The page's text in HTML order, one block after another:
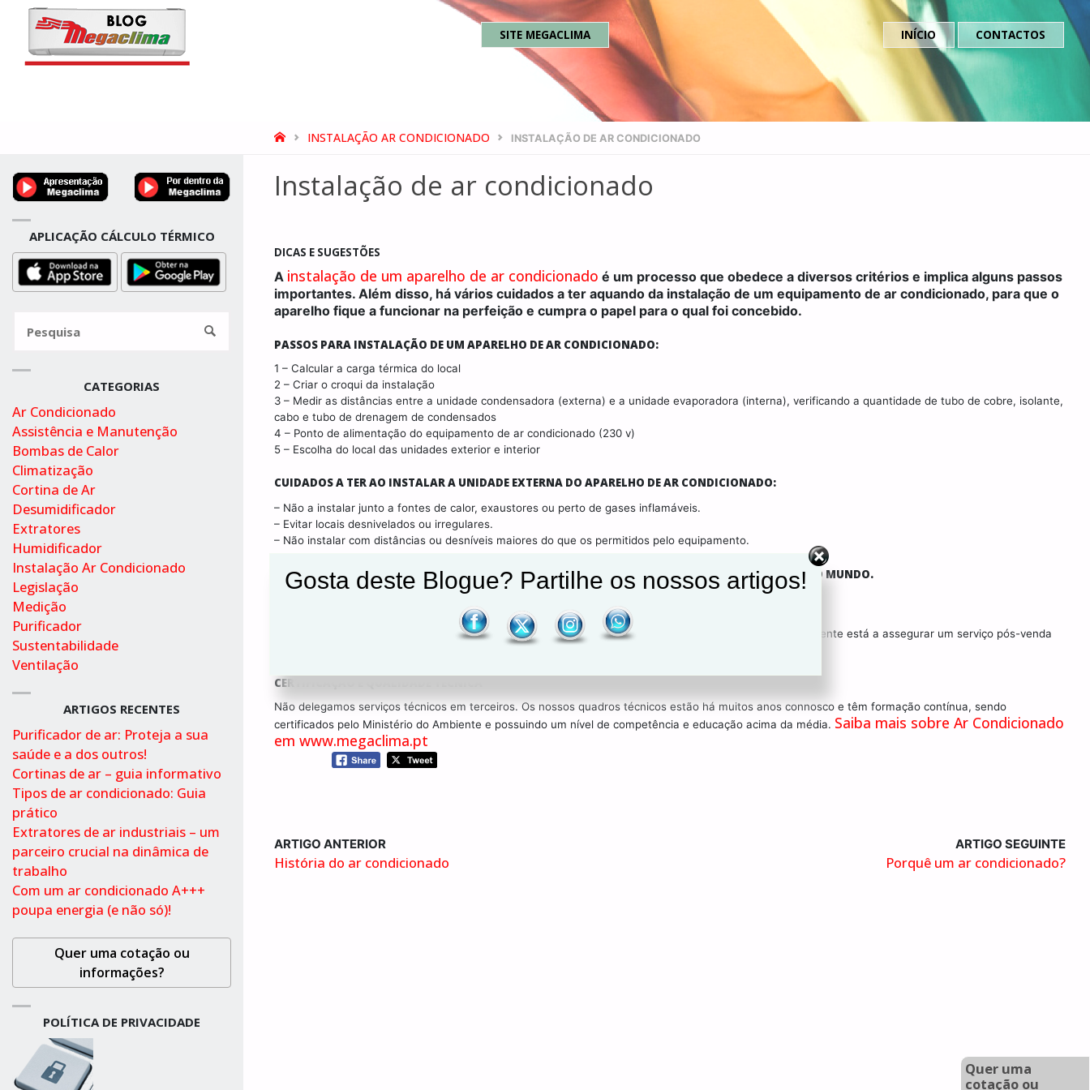
Quer uma
cotação ou
Skip
SITE MEGACLIMA INÍCIO CONTACTOS
HOMEINSTALAÇÃO AR CONDICIONADO INSTALAÇÃO DE AR CONDICIONADO
Instalação de ar condicionado
DICAS E SUGESTÕES
A instalação de um aparelho de ar condicionado é um processo que obedece a diversos critérios e implica alguns passos
importantes. Além disso, há vários cuidados a ter aquando da instalação de um equipamento de ar condicionado, para que o
aparelho fique a funcionar na perfeição e cumpra o papel para o qual foi concebido.
PASSOS PARA INSTALAÇÃO DE UM APARELHO DE AR CONDICIONADO:
1 – Calcular a carga térmica do local
2 – Criar o croqui da instalação
3 – Medir as distâncias entre a unidade condensadora (externa) e a unidade evaporadora (interna), verificando a quantidade de tubo de cobre, isolante,
cabo e tubo de drenagem de condensados
4 – Ponto de alimentação do equipamento de ar condicionado (230 v)
5 – Escolha do local das unidades exterior e interior
CUIDADOS A TER AO INSTALAR A UNIDADE EXTERNA DO APARELHO DE AR CONDICIONADO:
– Não a instalar junto a fontes de calor, exaustores ou perto de gases inflamáveis.
– Evitar locais desnivelados ou irregulares.
– Não instalar com distâncias ou desníveis maiores do que os permitidos pelo equipamento.
NA MEGACLIMA, TRABALHAMOS COM AS MAIS CONCEITUADAS MARCAS DE AR CONDICIONADO DO MUNDO.
aparelho de ar condicionadodas melhores marcas com a respetiva instalação, o cliente está a assegurar um serviço pós-venda
CERTIFICAÇÃO E QUALIDADE TÉCNICA
Não delegamos serviços técnicos em terceiros. Os nossos quadros técnicos estão há muitos anos connosco e têm formação contínua, sendo
certificados pelo Ministério do Ambiente e possuindo um nível de competência e educação acima da média. Saiba mais sobre Ar Condicionado
em www.megaclima.pt
ARTIGO ANTERIOR
História do ar condicionado
ARTIGO SEGUINTE
Porquê um ar condicionado?
APLICAÇÃO CÁLCULO TÉRMICO
Pesquisa
CATEGORIAS
Ar Condicionado
Assistência e Manutenção
Bombas de Calor
Climatização
Cortina de Ar
Desumidificador
Extratores
Humidificador
Instalação Ar Condicionado
Legislação
Medição
Purificador
Sustentabilidade
Ventilação
ARTIGOS RECENTES
Purificador de ar: Proteja a sua
saúde e a dos outros!
Cortinas de ar – guia informativo
Tipos de ar condicionado: Guia
prático
Extratores de ar industriais – um
parceiro crucial na dinâmica de
trabalho
Com um ar condicionado A+++
poupa energia (e não só)!
Quer uma cotação ou
informações?
POLÍTICA DE PRIVACIDADE
Gosta deste Blogue? Partilhe os nossos artigos!